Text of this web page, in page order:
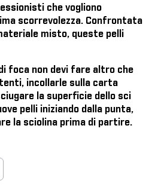
che vogliono
scorrevolezza. Confrontata
misto, queste pelli
foca non devi fare altro che
incollarle sulla carta
la superficie dello sci
pelli iniziando dalla punta,
la sciolina prima di partire.